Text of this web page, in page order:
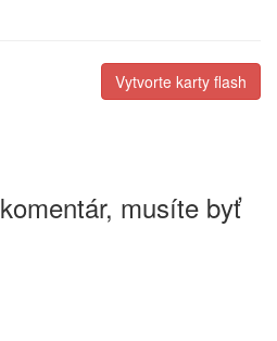
Vytvorte karty flash
musíte byť